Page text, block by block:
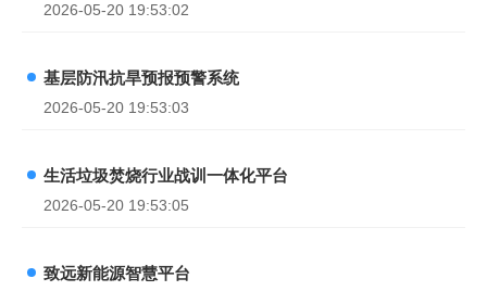
2026-05-20 19:53:02
基层防汛抗旱预报预警系统
2026-05-20 19:53:03
生活垃圾焚烧行业战训一体化平台
2026-05-20 19:53:05
致远新能源智慧平台